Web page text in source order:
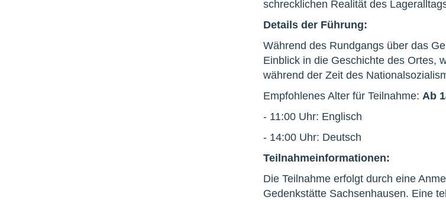
schrecklichen Realität des
Details der Führung:
Während des Rundgangs über das
Einblick in die Geschichte des Ortes,
während der Zeit des
Empfohlenes Alter für Teilnahme: Ab
- 11:00 Uhr: Englisch
- 14:00 Uhr: Deutsch
Teilnahmeinformationen:
Die Teilnahme erfolgt durch eine
Gedenkstätte Sachsenhausen. Eine